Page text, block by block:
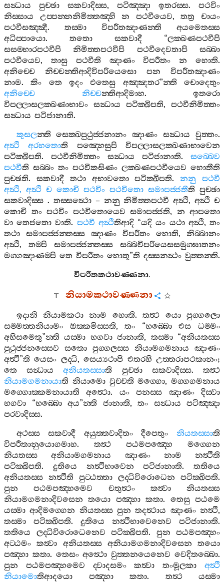
සන්‍ධාය
පුච‍්ඡා සකවාදිස‍්ස, පටිඤ‍්ඤා ඉතරස‍්ස. පථවිං
නිස‍්සාය
උප‍්පන‍්නනිමිත‍්තඤ‍්හි න පථවීයෙව,තත්‍ර
චායං
පථවීසඤ‍්ඤී. තස‍්මා විපරීතඤාණන‍්ති
අයමෙතස‍්ස
අධිප‍්පායො. තතො සකවාදී “ලක‍්ඛණපථවීපි
සසම‍්භාරපථවීපි
නිමිත‍්තපථවීපි පථවීදෙවතාපි
සබ‍්බා
පථවීයෙව, තාසු පථවීති ඤාණං විපරීතං න හොති.
අනිච‍්චෙ
නිච‍්චන‍්තිආදිවිපරියෙසො පන
විපරීතඤාණං
නාම.කිං තෙ ඉදං එතෙසු අඤ‍්ඤතර”න‍්ති
චොදෙතුං
අනිච‍්චෙ
නිච‍්චන‍්තිආදිමාහ. ඉතරො
විපල‍්ලාසලක‍්ඛණාභාවං සන්‍ධාය පටික‍්ඛිපති, පථවීනිමිත‍්තං
සන්‍ධාය පටිජානාති.
කුසලන‍්ති සෙක‍්ඛපුථුජ‍්ජනානං ඤාණං සන්‍ධාය වුත‍්තං.
අත්‍ථි
අරහතොති පඤ‍්හෙසුපි
විපල‍්ලාසලක‍්ඛණාභාවෙන
පටික‍්ඛිපති. පථවීනිමිත‍්තං සන්‍ධාය පටිජානාති. සබ‍්බෙව
පථවීති සබ‍්බං තං පථවීකසිණං ලක‍්ඛණපථවීයෙව හොතීති
පුච‍්ඡති. සකවාදී තථා අභාවතො පටික‍්ඛිපති.නනු
පථවී
අත්‍ථි, අත්‍ථි ච කොචි පථවිං පථවිතො සමාපජ‍්ජතීති පුච‍්ඡා
සකවාදිස‍්ස . තස‍්සත්‍ථො– නනු නිමිත‍්තපථවී අත්‍ථි,අත්‍ථි ච
කොචි තං පථවිං පථවිතොයෙව සමාපජ‍්ජති, න ආපතො
වා තෙජතො වාති. පථවී අත්‍ථීතිආදි“යදි යං යථා අත්‍ථි,තං
තථා
සමාපජ‍්ජන‍්තස‍්ස ඤාණං විපරීතං හොති, නිබ‍්බානං
අත්‍ථි, තම‍්පි සමාපජ‍්ජන‍්තස‍්ස
සබ‍්බවිපරියෙසසමුග‍්ඝාතනං
මග‍්ගඤාණම‍්පි තෙ විපරීතං හොතූ”ති දස‍්සනත්‍ථං වුත‍්තන‍්ති.
විපරීතකථාවණ‍්ණනා.
නියාමකථාවණ‍්ණනා
ඉදානි නියාමකථා නාම හොති.තත්‍ථ යො
පුග‍්ගලො
සම‍්මත‍්තනියාමං
ඔක‍්කමිස‍්සති,තං “භබ‍්බො එස
ධම‍්මං
අභිසමෙතු”න‍්ති යස‍්මා භගවා ජානාති, තස‍්මා“අනියතස‍්ස
පුථුජ‍්ජනස‍්සෙව
සතො පුග‍්ගලස‍්ස නියාමගමනාය
ඤාණං
අත්‍ථී”ති යෙසං ලද‍්ධි,සෙය්‍යථාපි එතරහි උත‍්තරාපථකානං;
තෙ
සන්‍ධාය අනියතස‍්සාති පුච‍්ඡා සකවාදිස‍්ස.තත්‍ථ
නියාමගමනායාති නියාමො වුච‍්චති මග‍්ගො, මග‍්ගගමනාය
මග‍්ගොක‍්කමනායාති
අත්‍ථො. යං පනස‍්ස ඤාණං
දිස‍්වා
භගවා “භබ‍්බො අය”න‍්ති ජානාති, තං සන්‍ධාය
පටිඤ‍්ඤා
පරවාදිස‍්ස.
අථස‍්ස
සකවාදී අයුත‍්තවාදිතං දීපෙතුං නියතස‍්සාති
විපරීතානුයොගමාහ. තත්‍ථ පඨමපඤ‍්හෙ
මග‍්ගෙන
නියතස‍්ස
අනියාමගමනාය ඤාණං නාම
නත්‍ථීති
පටික‍්ඛිපති. දුතියෙ නත්‍ථිභාවෙන පටිජානාති. තතියෙ
අනියතස‍්ස නත්‍ථීති පුට‍්ඨත‍්තා ලද‍්ධිවිරොධෙන පටික‍්ඛිපති.
පුන
පඨමපඤ‍්හමෙව චතුත්‍ථං කත්‍වා
නියතස‍්ස
නියාමගමනාදිවසෙන
තයො පඤ‍්හා කතා. තෙසු පඨමෙ
යස‍්මා ආදිමග‍්ගෙන නියතස‍්ස පුන තදත්‍ථාය ඤාණං නත්‍ථි,
තස‍්මා
පටික‍්ඛිපති. දුතියෙ නත්‍ථිභාවෙනෙව පටිජානාති.
තතියෙ
ලද‍්ධිවිරොධෙනෙව පටික‍්ඛිපති. පුන
පඨමපඤ‍්හං
අට‍්ඨමං කත්‍වා අනියතස‍්ස අනියාමගමනාදිවසෙන
තයො
පඤ‍්හා කතා. තෙසං අත්‍ථො වුත‍්තනයෙනෙව වෙදිතබ‍්බො.
පුන
පඨමපඤ‍්හමෙව ද‍්වාදසමං කත්‍වා තංමූලකා
අත්‍ථි
නියාමොතිආදයො පඤ‍්හා කතා. තත්‍ථ
යස‍්මා